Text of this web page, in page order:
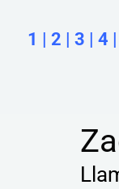
1 | 2 | 3 | 4 |